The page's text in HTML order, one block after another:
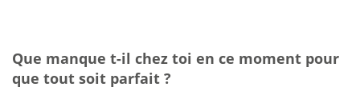
Que manque t-il chez toi en ce moment pour
que tout soit parfait ?